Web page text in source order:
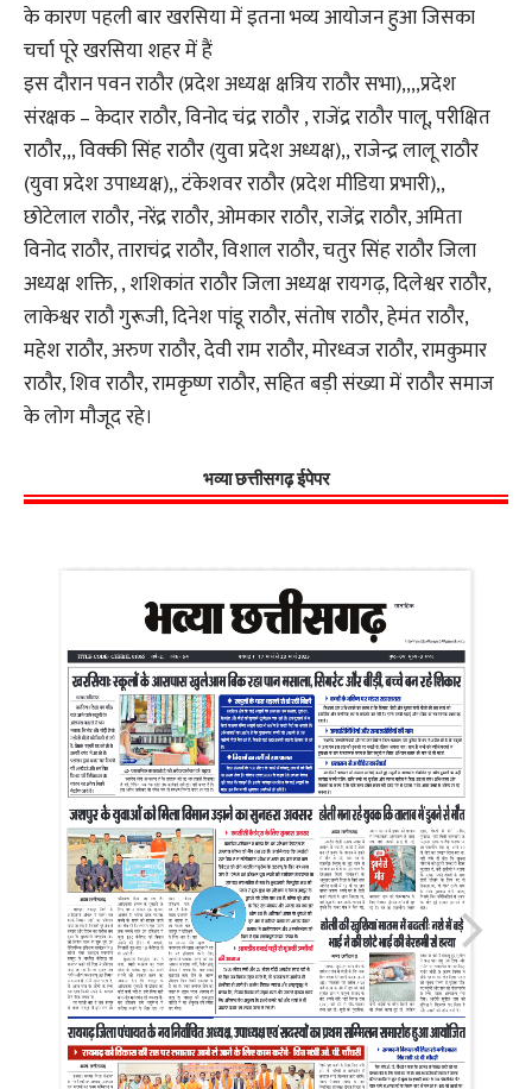
के कारण पहली बार खरसिया में इतना भव्य आयोजन हुआ जिसका
चर्चा पूरे खरसिया शहर में हैं
इस दौरान पवन राठौर (प्रदेश अध्यक्ष क्षत्रिय राठौर सभा),,,,प्रदेश
संरक्षक – केदार राठौर, विनोद चंद्र राठौर , राजेंद्र राठौर पालू, परीक्षित
राठौर,,, विक्की सिंह राठौर (युवा प्रदेश अध्यक्ष),, राजेन्द्र लालू राठौर
(युवा प्रदेश उपाध्यक्ष),, टंकेशवर राठौर (प्रदेश मीडिया प्रभारी),,
छोटेलाल राठौर, नरेंद्र राठौर, ओमकार राठौर, राजेंद्र राठौर, अमिता
विनोद राठौर, ताराचंद्र राठौर, विशाल राठौर, चतुर सिंह राठौर जिला
अध्यक्ष शक्ति, , शशिकांत राठौर जिला अध्यक्ष रायगढ़, दिलेश्वर राठौर,
लाकेश्वर राठौ गुरूजी, दिनेश पांडू राठौर, संतोष राठौर, हेमंत राठौर,
महेश राठौर, अरुण राठौर, देवी राम राठौर, मोरध्वज राठौर, रामकुमार
राठौर, शिव राठौर, रामकृष्ण राठौर, सहित बड़ी संख्या में राठौर समाज
के लोग मौजूद रहे।
भव्या छत्तीसगढ़ ईपेपर